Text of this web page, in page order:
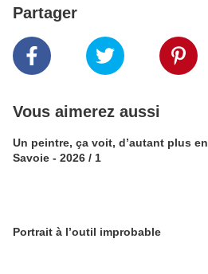
Partager
Vous aimerez aussi
Un peintre, ça voit, d’autant plus en
Savoie - 2026 / 1
Portrait à l’outil improbable